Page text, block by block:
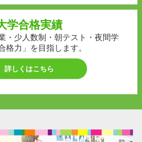
学合格実績
・少人数制・朝テスト・夜間学
格力」を目指します。
詳しくはこちら